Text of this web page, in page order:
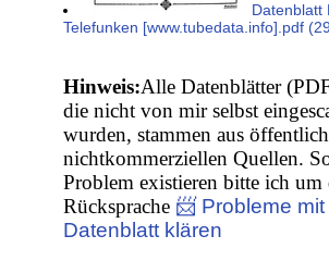
Datenblatt
Telefunken [www.tubedata.info].pdf
Hinweis:Alle Datenblätter
die nicht von mir selbst
wurden, stammen aus
nichtkommerziellen Quellen.
Problem existieren bitte ich um
Rücksprache 📨 Probleme
Datenblatt klären